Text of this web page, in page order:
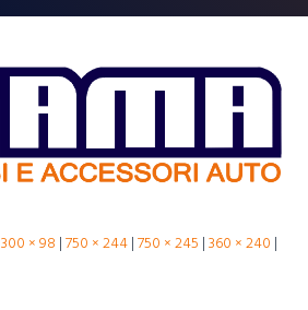
300 × 98 |750 × 244|750 × 245 |360 × 240 |